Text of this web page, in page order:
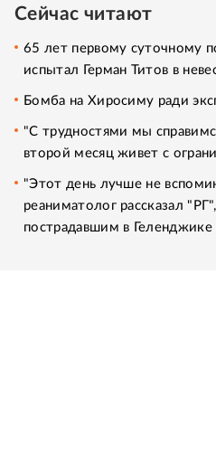
Сейчас читают
65 лет первому суточному
испытал Герман Титов в
Бомба на Хиросиму ради
"С трудностями мы
второй месяц живет с
"Этот день лучше не
реаниматолог рассказал
пострадавшим в Геленджике